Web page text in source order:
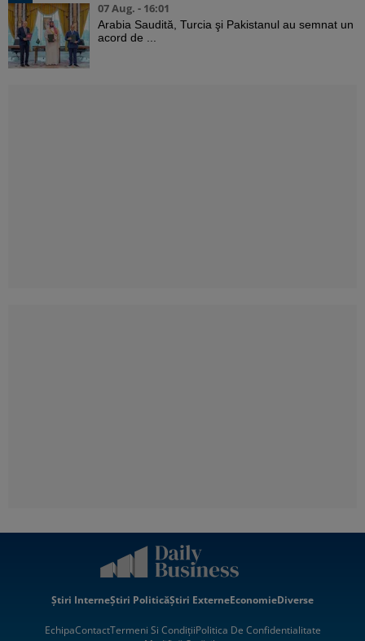
07 Aug. - 16:01
Arabia Saudită, Turcia şi Pakistanul au semnat un
acord de ...
Știri InterneȘtiri PoliticăȘtiri ExterneEconomieDiverse
EchipaContactTermeni Si CondițiiPolitica De Confidentialitate